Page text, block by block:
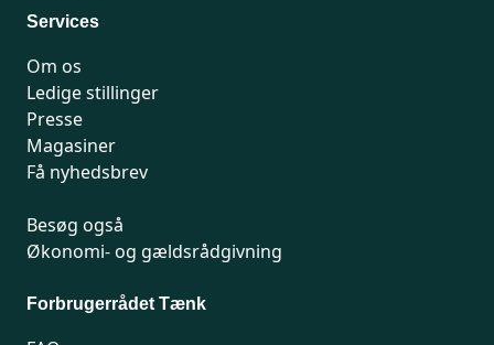
Services
Om os
Ledige stillinger
Presse
Magasiner
Få nyhedsbrev
Besøg også
Økonomi- og gældsrådgivning
Forbrugerrådet Tænk